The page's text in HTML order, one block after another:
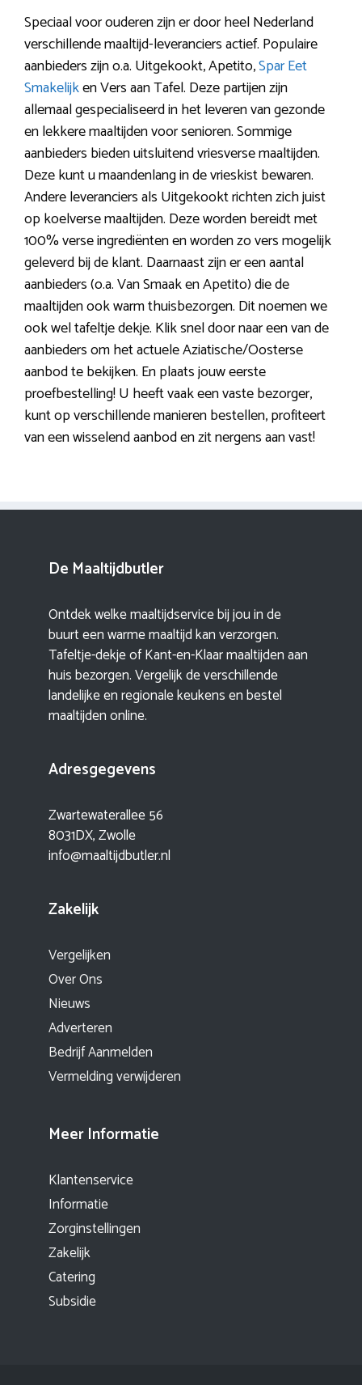
Speciaal voor ouderen zijn er door heel Nederland
verschillende maaltijd-leveranciers actief. Populaire
aanbieders zijn o.a. Uitgekookt, Apetito,Spar Eet
Smakelijken Vers aan Tafel. Deze partijen zijn
allemaal gespecialiseerd in het leveren van gezonde
en lekkere maaltijden voor senioren. Sommige
aanbieders bieden uitsluitend vriesverse maaltijden.
Deze kunt u maandenlang in de vrieskist bewaren.
Andere leveranciers als Uitgekookt richten zich juist
op koelverse maaltijden. Deze worden bereidt met
100% verse ingrediënten en worden zo vers mogelijk
geleverd bij de klant. Daarnaast zijn er een aantal
aanbieders (o.a. Van Smaak en Apetito) die de
maaltijden ook warm thuisbezorgen. Dit noemen we
ook wel tafeltje dekje. Klik snel door naar een van de
aanbieders om het actuele Aziatische/Oosterse
aanbod te bekijken. En plaats jouw eerste
proefbestelling! U heeft vaak een vaste bezorger,
kunt op verschillende manieren bestellen, profiteert
van een wisselend aanbod en zit nergens aan vast!
De Maaltijdbutler
Ontdek welke maaltijdservice bij jou in de
buurt een warme maaltijd kan verzorgen.
Tafeltje-dekje of Kant-en-Klaar maaltijden aan
huis bezorgen. Vergelijk de verschillende
landelijke en regionale keukens en bestel
maaltijden online.
Adresgegevens
Zwartewaterallee 56
8031DX, Zwolle
info@maaltijdbutler.nl
Zakelijk
Vergelijken
Over Ons
Nieuws
Adverteren
Bedrijf Aanmelden
Vermelding verwijderen
Meer Informatie
Klantenservice
Informatie
Zorginstellingen
Zakelijk
Catering
Subsidie